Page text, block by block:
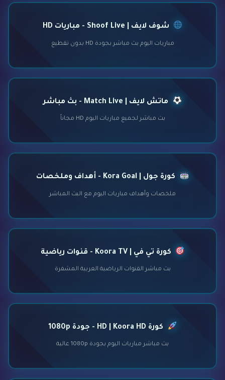
شوف لايف | Shoof Live - مباريات HD
مباريات اليوم بث مباشر بجودة HD بدون تقطيع
ماتش لايف | Match Live - بث مباشر
بث مباشر لجميع مباريات اليوم HD مجاناً
كورة جول | Kora Goal - أهداف وملخصات
ملخصات وأهداف مباريات اليوم مع البث المباشر
كورة تي في | Koora TV - قنوات رياضية
بث مباشر القنوات الرياضية العربية المشفرة
كورة HD | Koora HD - جودة 1080p
بث مباشر مباريات اليوم بجودة 1080p عالية